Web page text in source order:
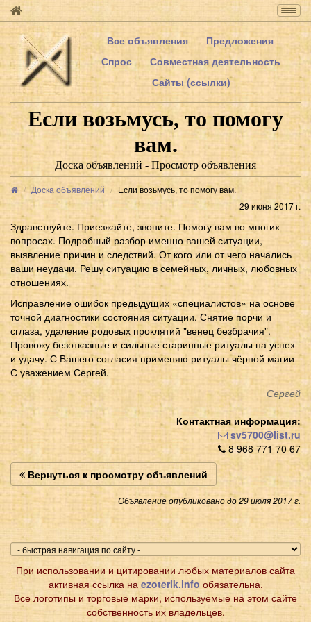
Все объявления
Предложения
Спрос
Совместная деятельность
Сайты (ссылки)
Если возьмусь, то помогу
вам.
Доска объявлений - Просмотр объявления
Доска объявлений
Если возьмусь, то помогу вам.
29 июня 2017 г.
Здравствуйте. Приезжайте, звоните. Помогу вам во многих
вопросах. Подробный разбор именно вашей ситуации,
выявление причин и следствий. От кого или от чего начались
ваши неудачи. Решу ситуацию в семейных, личных, любовных
отношениях.
Исправление ошибок предыдущих «специалистов» на основе
точной диагностики состояния ситуации. Снятие порчи и
сглаза, удаление родовых проклятий "венец безбрачия".
Провожу безотказные и сильные старинные ритуалы на успех
и удачу. С Вашего согласия применяю ритуалы чёрной магии
С уважением Сергей.
Сергей
Контактная информация:
sv5700@list.ru
8 968 771 70 67
Вернуться к просмотру объявлений
Объявление опубликовано до 29 июля 2017 г.
При использовании и цитировании любых материалов сайта
активная ссылка на ezoterik.info обязательна.
Все логотипы и торговые марки, используемые на этом сайте
собственность их владельцев.